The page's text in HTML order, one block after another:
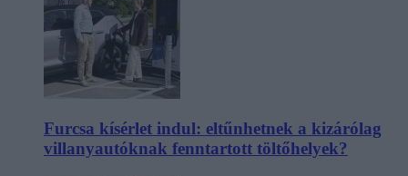
Furcsa kísérlet indul: eltűnhetnek a kizárólag
villanyautóknak fenntartott töltőhelyek?